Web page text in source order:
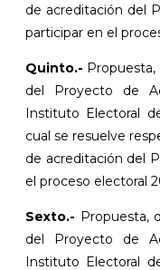
de acreditación del
participar en el
Quinto.- Propuesta,
del Proyecto de
Instituto Electoral
cual se resuelve
de acreditación del
el proceso electoral
Sexto.- Propuesta,
del Proyecto de
Instituto Electoral